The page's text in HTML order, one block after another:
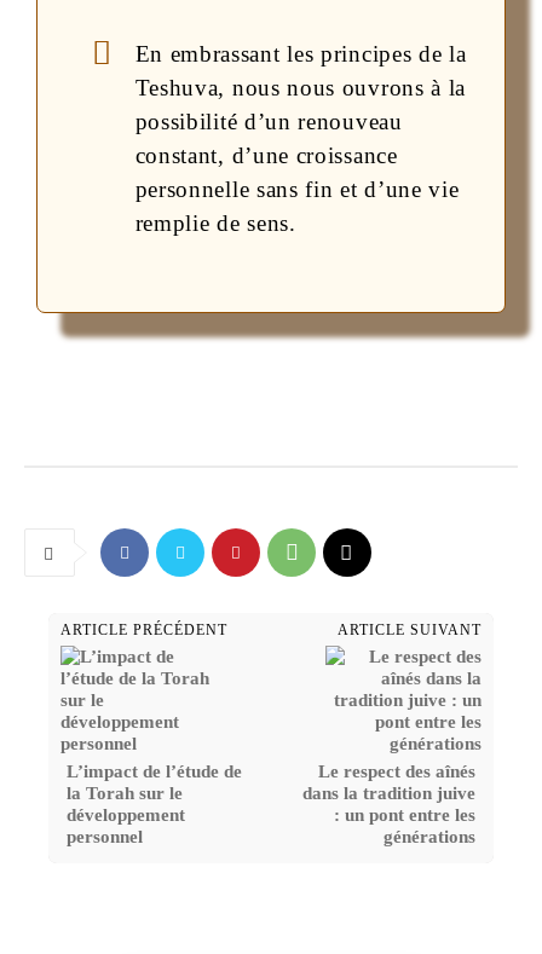
En embrassant les principes de la
Teshuva, nous nous ouvrons à la
possibilité d’un renouveau
constant, d’une croissance
personnelle sans fin et d’une vie
remplie de sens.
ARTICLE PRÉCÉDENT
L’impact de l’étude de
la Torah sur le
développement
personnel
ARTICLE SUIVANT
Le respect des aînés
dans la tradition juive
: un pont entre les
générations